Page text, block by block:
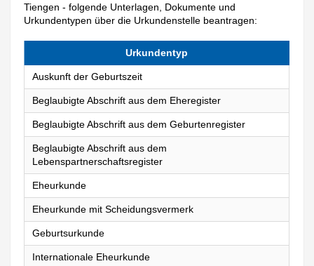
Tiengen - folgende Unterlagen, Dokumente und
Urkundentypen über die Urkundenstelle beantragen:
Urkundentyp
Auskunft der Geburtszeit
Beglaubigte Abschrift aus dem Eheregister
Beglaubigte Abschrift aus dem Geburtenregister
Beglaubigte Abschrift aus dem
Lebenspartnerschaftsregister
Eheurkunde
Eheurkunde mit Scheidungsvermerk
Geburtsurkunde
Internationale Eheurkunde